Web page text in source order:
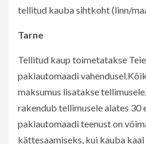
tellitud kauba sihtkoht (linn/
Tarne
Tellitud kaup toimetatakse
pakiautomaadi
maksumus lisatakse
rakendub tellimusele alates 30
pakiautomaadi teenust on
kättesaamiseks, kui kauba